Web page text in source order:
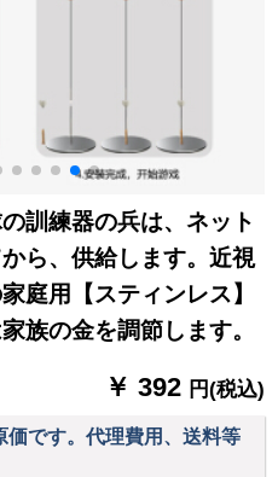
訓練器の兵は、ネット
ら、供給します。近視
庭用【スティンレス】
族の金を調節します。
￥ 392 円(税込)
価です。代理費用、送料等